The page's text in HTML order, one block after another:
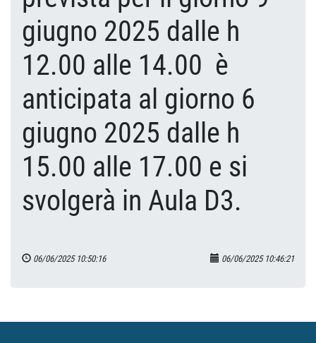
giugno 2025 dalle h
12.00 alle 14.00 è
anticipata al giorno 6
giugno 2025 dalle h
15.00 alle 17.00 e si
svolgerà in Aula D3.
06/06/2025 10:50:16 06/06/2025 10:46:21